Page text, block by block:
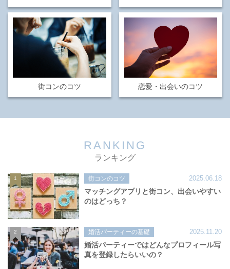
街コンのコツ 恋愛・出会いのコツ
RANKING
ランキング
1 街コンのコツ 2025.06.18
マッチングアプリと街コン、出会いやすい
のはどっち？
2 婚活パーティーの基礎 2025.11.20
婚活パーティーではどんなプロフィール写
真を登録したらいいの？